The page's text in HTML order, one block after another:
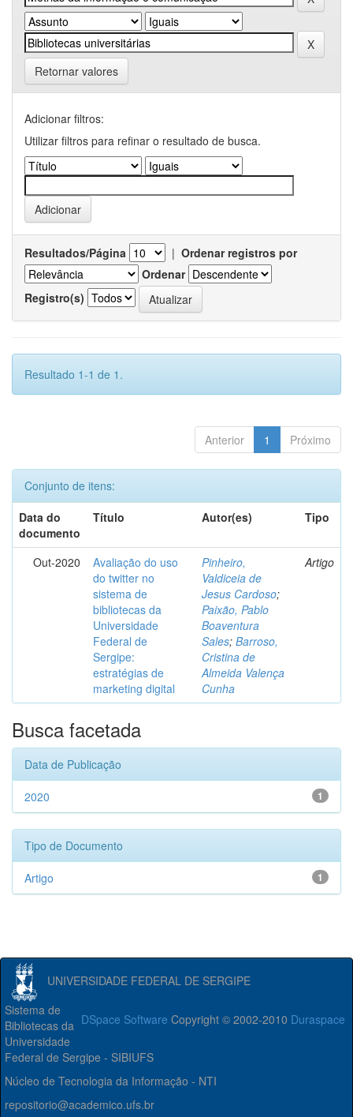
Retornar valores
Adicionar filtros:
Utilizar filtros para refinar o resultado de busca.
Resultados/Página | Ordenar registros por
Ordenar
Registro(s)
Resultado 1-1 de 1.
Anterior 1 Próximo
Conjunto de itens:
Data do
documento
Título Autor(es) Tipo
Out-2020
Avaliação do uso
do twitter no
sistema de
bibliotecas da
Universidade
Federal de
Sergipe:
estratégias de
marketing digital
Pinheiro,
Valdiceia de
Jesus Cardoso;
Paixão, Pablo
Boaventura
Sales; Barroso,
Cristina de
Almeida Valença
Cunha
Artigo
Busca facetada
Data de Publicação
1
2020
Tipo de Documento
1
Artigo
UNIVERSIDADE FEDERAL DE SERGIPE
DSpace Software Copyright © 2002-2010 Duraspace
Sistema de
Bibliotecas da
Universidade
Federal de Sergipe - SIBIUFS
Núcleo de Tecnologia da Informação - NTI
repositorio@academico.ufs.br